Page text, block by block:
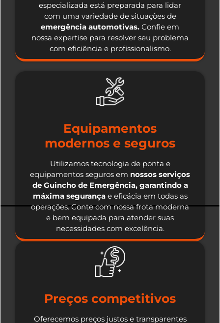
especializada está preparada para lidar
com uma variedade de situações de
emergência automotivas. Confie em
nossa expertise para resolver seu problema
com eficiência e profissionalismo.
Equipamentos
modernos e seguros
Utilizamos tecnologia de ponta e
equipamentos seguros em nossos serviços
de Guincho de Emergência, garantindo a
máxima segurançae eficácia em todas as
operações. Conte com nossa frota moderna
e bem equipada para atender suas
necessidades com excelência.
Preços competitivos
Oferecemos preços justos e transparentes